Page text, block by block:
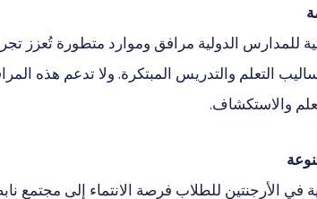
للمدارس الدولية مرافق وموارد متطورة
التعلم والتدريس المبتكرة. ولا تدعم
والاستكشاف.
في الأرجنتين للطلاب فرصة الانتماء إلى مجتمع